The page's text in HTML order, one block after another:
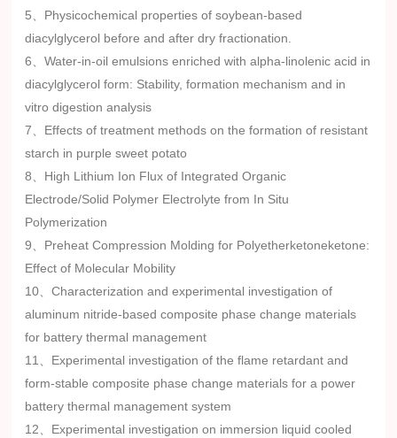
混凝土抗弯性能的研究
技术学院
22、
挤压与时效处理对建筑铝型材微观结
构与力学性能的影响
湖北轻工职业技
术学院
23、
天然提取物在聚烯烃抗氧化改性中的
应用研究
5、Physicochemical properties of soybean-based
diacylglycerol before and after dry fractionation.
6、Water-in-oil emulsions enriched with alpha-linolenic acid in
diacylglycerol form: Stability, formation mechanism and in
vitro digestion analysis
7、Effects of treatment methods on the formation of resistant
starch in purple sweet potato
8、High Lithium Ion Flux of Integrated Organic
Electrode/Solid Polymer Electrolyte from In Situ
Polymerization
9、Preheat Compression Molding for Polyetherketoneketone:
Effect of Molecular Mobility
10、Characterization and experimental investigation of
aluminum nitride-based composite phase change materials
for battery thermal management
11、Experimental investigation of the flame retardant and
form-stable composite phase change materials for a power
battery thermal management system
12、Experimental investigation on immersion liquid cooled